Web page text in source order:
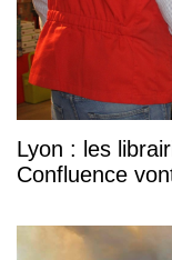
Lyon : les
Confluence